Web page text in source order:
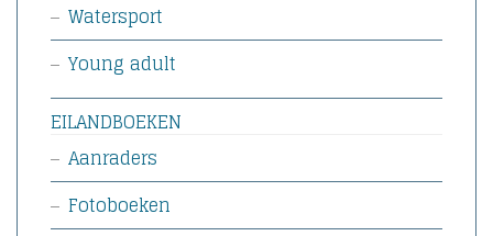
Watersport
Young adult
EILANDBOEKEN
Aanraders
Fotoboeken